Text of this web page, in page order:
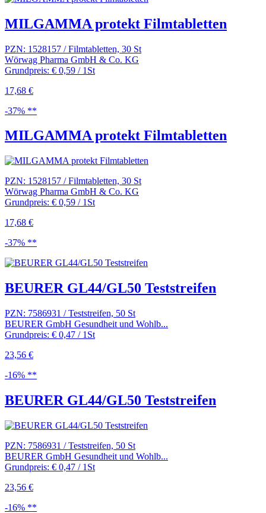
MILGAMMA protekt Filmtabletten
PZN: 1528157 / Filmtabletten, 30 St
Wörwag Pharma GmbH & Co. KG
Grundpreis: € 0,59 / 1St
17,68 €
-37% **
MILGAMMA protekt Filmtabletten
PZN: 1528157 / Filmtabletten, 30 St
Wörwag Pharma GmbH & Co. KG
Grundpreis: € 0,59 / 1St
17,68 €
-37% **
BEURER GL44/GL50 Teststreifen
PZN: 7586931 / Teststreifen, 50 St
BEURER GmbH Gesundheit und Wohlb...
Grundpreis: € 0,47 / 1St
23,56 €
-16% **
BEURER GL44/GL50 Teststreifen
PZN: 7586931 / Teststreifen, 50 St
BEURER GmbH Gesundheit und Wohlb...
Grundpreis: € 0,47 / 1St
23,56 €
-16% **